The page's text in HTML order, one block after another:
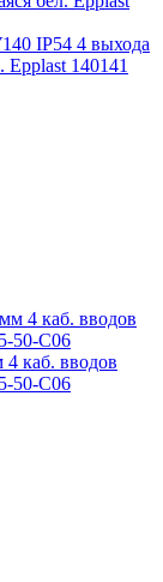
IP54 4 выхода
140141
каб. вводов
50-C06